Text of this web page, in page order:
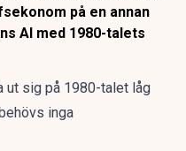
på en annan
AI med 1980-talets
ut sig på 1980-talet låg
inga